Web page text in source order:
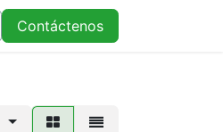
Contáctenos